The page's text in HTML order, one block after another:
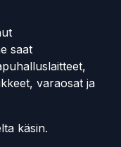
saat
varaosat ja
käsin.